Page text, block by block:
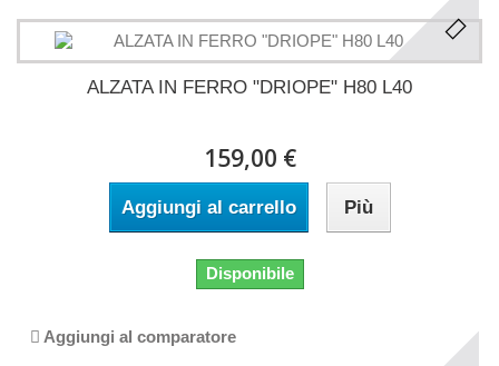
ALZATA IN FERRO "DRIOPE" H80 L40
159,00 €
Aggiungi al carrello Più
Disponibile
Aggiungi al comparatore